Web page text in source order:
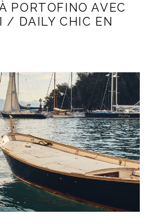
PORTOFINO AVEC
/ DAILY CHIC EN